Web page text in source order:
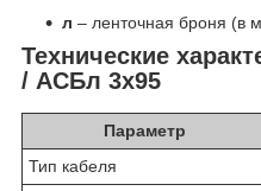
л – ленточная броня (в
Технические
/ АСБл 3х95
Параметр
Тип кабеля